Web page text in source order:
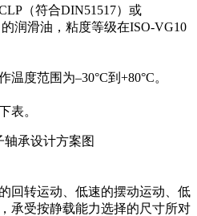
（符合DIN51517）或
滑油，粘度等级在ISO-VG10
度范围为–30°C到+80°C。
。
转运动、低速的摆动运动、低
承受按静载能力选择的尺寸所对